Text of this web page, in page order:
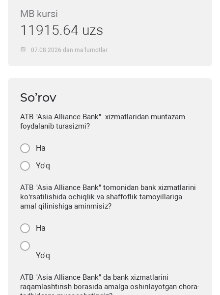
MB kursi
11915.64 uzs
07.08.2026 dan ma’lumotlar
So’rov
ATB "Asia Alliance Bank" xizmatlaridan muntazam
foydalanib turasizmi?
Ha
Yo'q
ATB "Asia Alliance Bank" tomonidan bank xizmatlarini
ko‘rsatilishida ochiqlik va shaffoflik tamoyillariga
amal qilinishiga aminmisiz?
Ha
Yo'q
ATB "Asia Alliance Bank" da bank xizmatlarini
raqamlashtirish borasida amalga oshirilayotgan chora-